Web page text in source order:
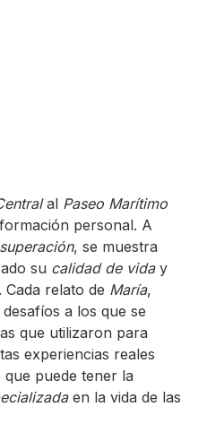
al Paseo Marítimo
personal. A
superación, se muestra
su calidad de viday
Cada relato de María,
a los que se
que utilizaron para
experiencias reales
puede tener la
en la vida de las